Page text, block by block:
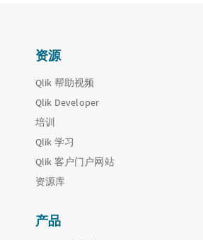
资源
Qlik 帮助视频
Qlik Developer
培训
Qlik 学习
Qlik 客户门户网站
资源库
产品